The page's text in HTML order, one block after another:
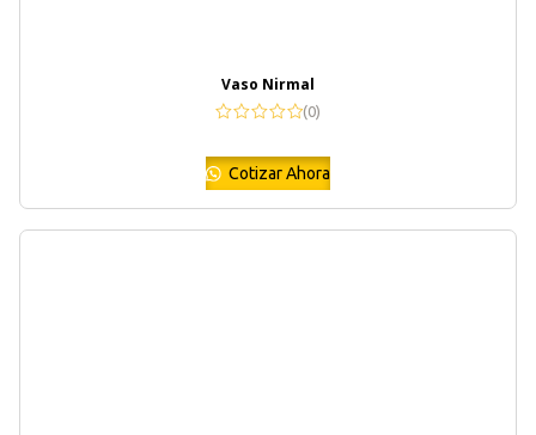
Vaso Nirmal
(0)
Cotizar Ahora